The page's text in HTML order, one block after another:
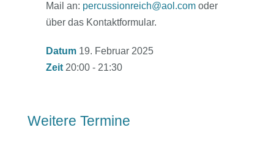
Mail an: percussionreich@aol.comoder
über das Kontaktformular.
Datum 19. Februar 2025
Zeit 20:00 - 21:30
Weitere Termine